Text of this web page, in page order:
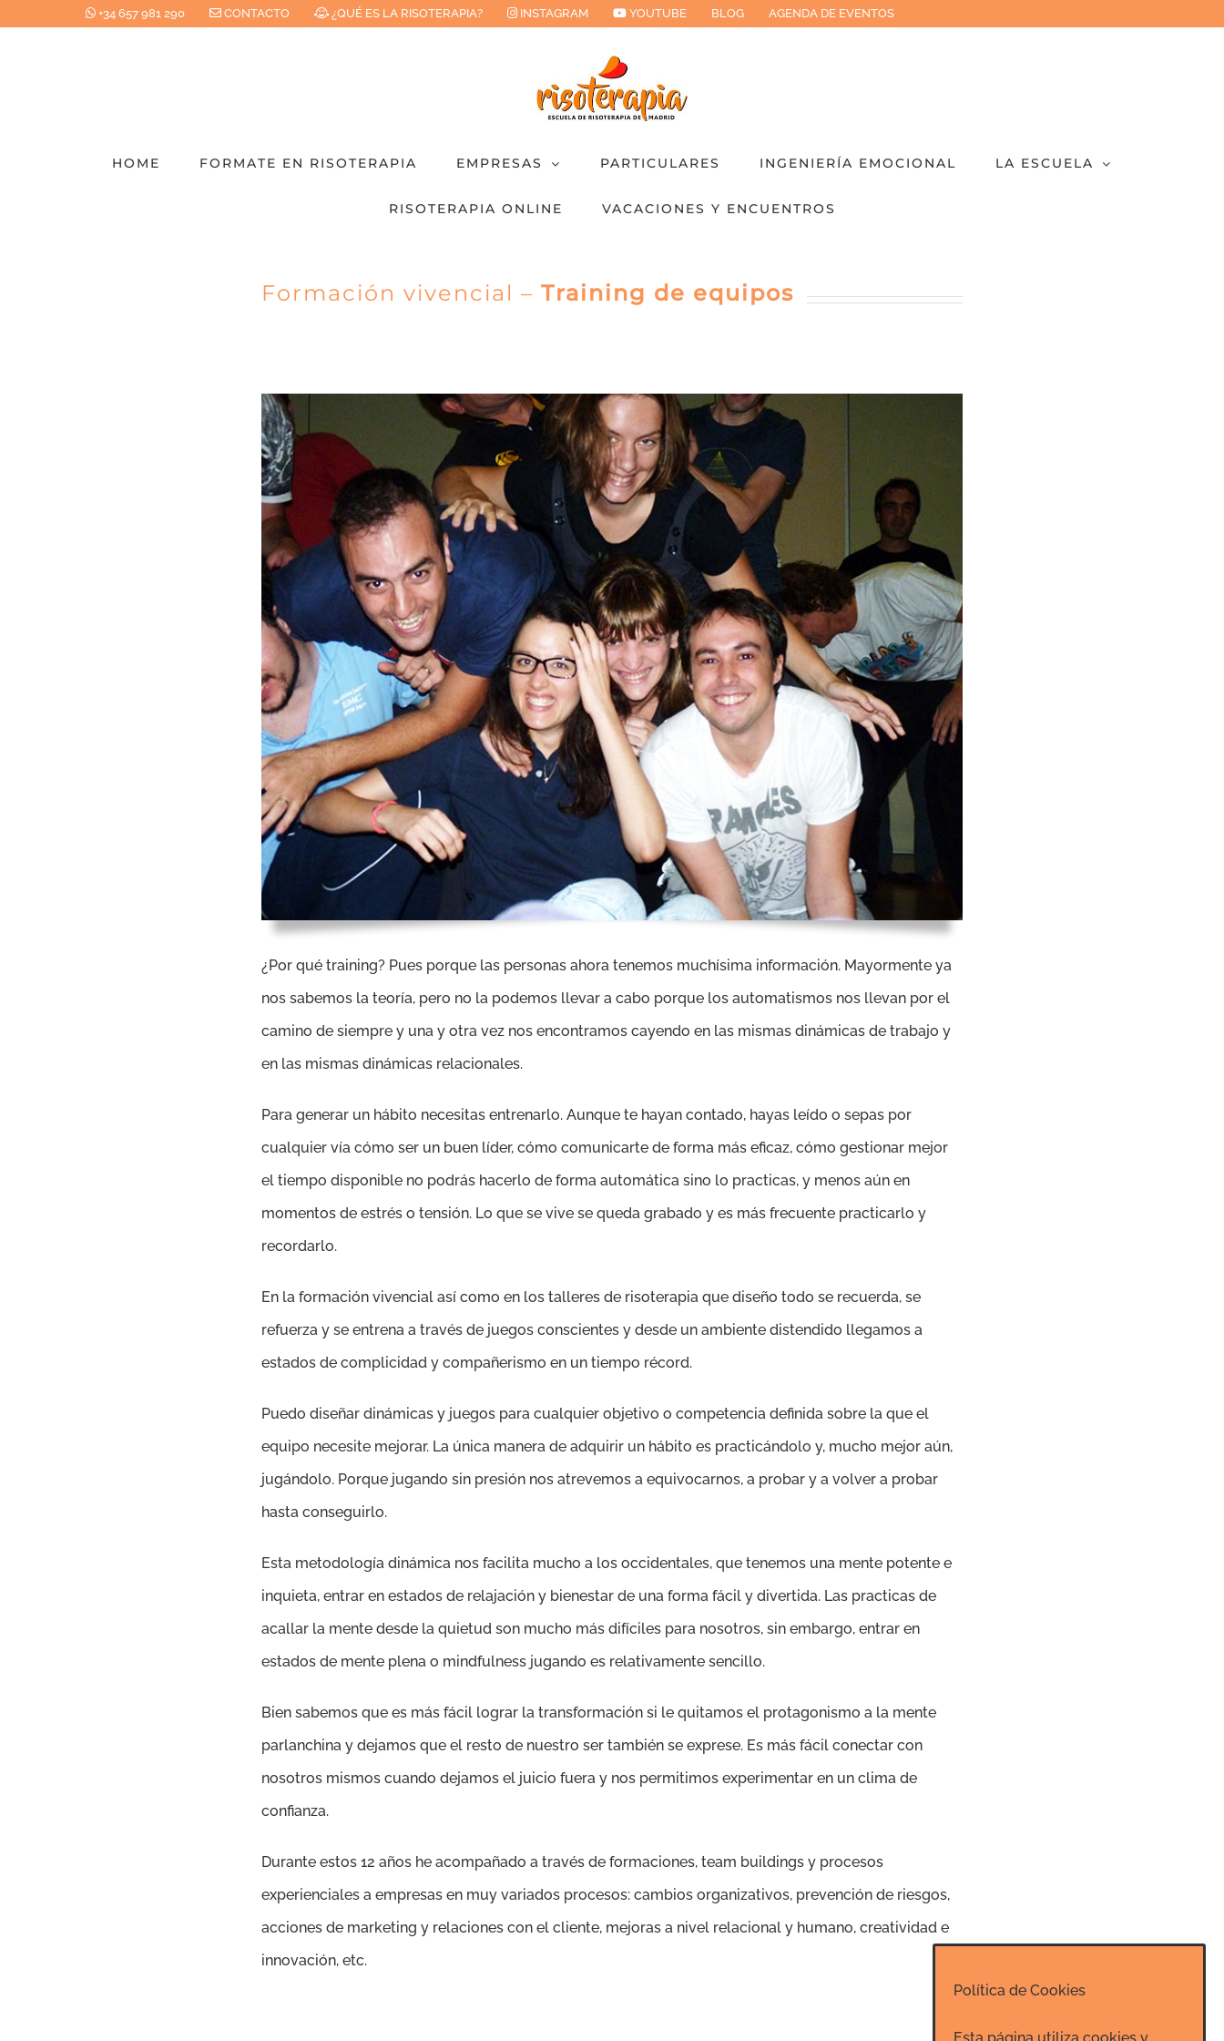
+34 657 981 290 CONTACTO ¿QUÉ ES LA RISOTERAPIA? INSTAGRAM YOUTUBE BLOG AGENDA DE EVENTOS
HOME FORMATE EN RISOTERAPIA EMPRESAS PARTICULARES INGENIERÍA EMOCIONAL LA ESCUELA
RISOTERAPIA ONLINE VACACIONES Y ENCUENTROS
Formación vivencial – Training de equipos
¿Por qué training? Pues porque las personas ahora tenemos muchísima información. Mayormente ya
nos sabemos la teoría, pero no la podemos llevar a cabo porque los automatismos nos llevan por el
camino de siempre y una y otra vez nos encontramos cayendo en las mismas dinámicas de trabajo y
en las mismas dinámicas relacionales.
Para generar un hábito necesitas entrenarlo. Aunque te hayan contado, hayas leído o sepas por
cualquier vía cómo ser un buen líder, cómo comunicarte de forma más eficaz, cómo gestionar mejor
el tiempo disponible no podrás hacerlo de forma automática sino lo practicas, y menos aún en
momentos de estrés o tensión. Lo que se vive se queda grabado y es más frecuente practicarlo y
recordarlo.
En la formación vivencial así como en los talleres de risoterapia que diseño todo se recuerda, se
refuerza y se entrena a través de juegos conscientes y desde un ambiente distendido llegamos a
estados de complicidad y compañerismo en un tiempo récord.
Puedo diseñar dinámicas y juegos para cualquier objetivo o competencia definida sobre la que el
equipo necesite mejorar. La única manera de adquirir un hábito es practicándolo y, mucho mejor aún,
jugándolo. Porque jugando sin presión nos atrevemos a equivocarnos, a probar y a volver a probar
hasta conseguirlo.
Esta metodología dinámica nos facilita mucho a los occidentales, que tenemos una mente potente e
inquieta, entrar en estados de relajación y bienestar de una forma fácil y divertida. Las practicas de
acallar la mente desde la quietud son mucho más difíciles para nosotros, sin embargo, entrar en
estados de mente plena o mindfulness jugando es relativamente sencillo.
Bien sabemos que es más fácil lograr la transformación si le quitamos el protagonismo a la mente
parlanchina y dejamos que el resto de nuestro ser también se exprese. Es más fácil conectar con
nosotros mismos cuando dejamos el juicio fuera y nos permitimos experimentar en un clima de
confianza.
Durante estos 12 años he acompañado a través de formaciones, team buildings y procesos
experienciales a empresas en muy variados procesos: cambios organizativos, prevención de riesgos,
acciones de marketing y relaciones con el cliente, mejoras a nivel relacional y humano, creatividad e
innovación, etc.
Política de Cookies